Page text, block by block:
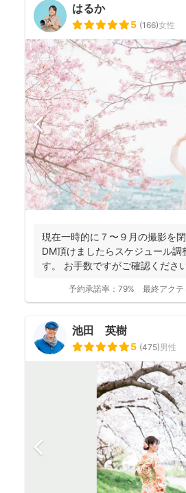
はるか
5 (166)女性
現在一時的に７〜９月の撮影を閉
DM頂けましたらスケジュール調
す。 お手数ですがご確認くださ
予約承諾率： 79% 最終アクテ
池田 英樹
5 (475)男性